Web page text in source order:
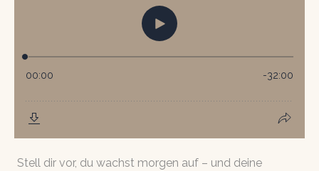
Stell dir vor, du wachst morgen auf – und deine